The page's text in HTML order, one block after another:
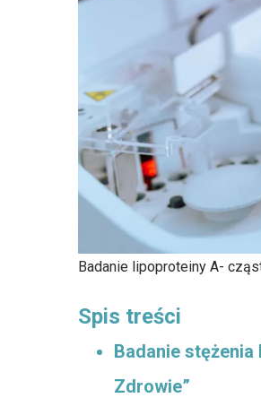
Badanie lipoproteiny A-
Spis treści
Badanie
Zdrowie”